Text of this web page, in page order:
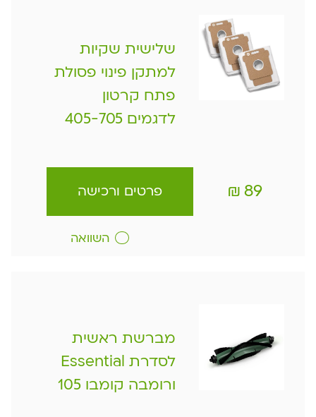
שלישית שקיות
למתקן פינוי פסולת
פתח קרטון
לדגמים 405-705
₪89 פרטים ורכישה
השוואה
מברשת ראשית
לסדרת Essential
ורומבה קומבו 105